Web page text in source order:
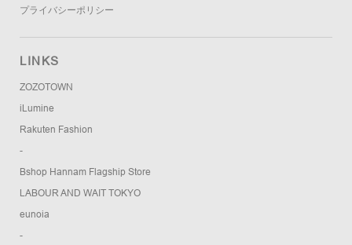
プライバシーポリシー
LINKS
ZOZOTOWN
iLumine
Rakuten Fashion
-
Bshop Hannam Flagship Store
LABOUR AND WAIT TOKYO
eunoia
-